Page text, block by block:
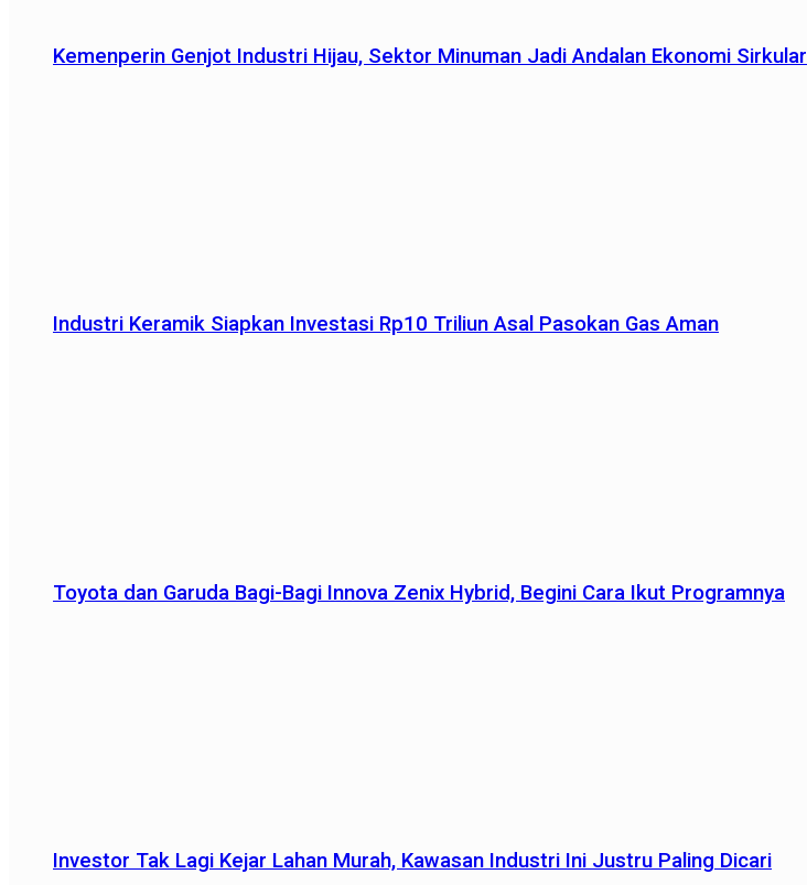
Kemenperin Genjot Industri Hijau, Sektor Minuman Jadi Andalan Ekonomi Sirkular
Industri Keramik Siapkan Investasi Rp10 Triliun Asal Pasokan Gas Aman
Toyota dan Garuda Bagi-Bagi Innova Zenix Hybrid, Begini Cara Ikut Programnya
Investor Tak Lagi Kejar Lahan Murah, Kawasan Industri Ini Justru Paling Dicari